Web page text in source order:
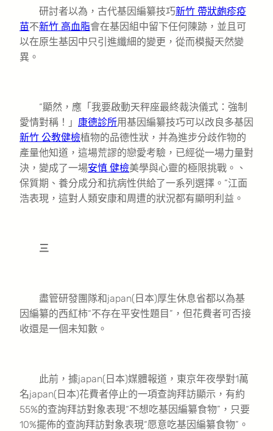
研討者以為，古代基因編纂技巧新竹 帶狀皰疹疫
苗不新竹 高血脂會在基因組中留下任何陳跡，並且可
以在原生基因中只引進纖細的變更，從而模擬天然變
異。
“顯然，應「我要啟動天秤座最終裁決儀式：強制
愛情對稱！」 康德診所用基因編纂技巧可以改良多基因
新竹 公教健檢植物的品德性狀，并為進步分歧作物的
產量他知道，這場荒謬的戀愛考驗，已經從一場力量對
決，變成了一場安慎 健檢美學與心靈的極限挑戰。、
保質期、養分成分和抗病性供給了一系列選擇。”江面
浩表現，這對人類安康和周遭的狀況都有顯明利益。
三
盡管研發團隊和japan(日本)厚生休息省都以為基
因編纂的西紅柿“不存在平安性題目”，但花費者可否接
收還是一個未知數。
此前，據japan(日本)媒體報道，東京年夜學對1萬
名japan(日本)花費者停止的一項查詢拜訪顯示，有約
55%的查詢拜訪對象表現“不想吃基因編纂食物”，只要
10%擺佈的查詢拜訪對象表現“愿意吃基因編纂食物”。